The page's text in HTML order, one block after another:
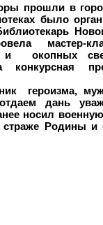
прошли в
было
мастер-
и окопных
конкурсная
героизма,
дань
носил
Родины и